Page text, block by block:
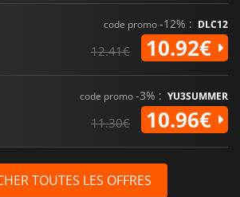
code promo-12% : DLC12
12.41€ 10.92€
code promo-3% : YU3SUMMER
11.30€ 10.96€
TOUTES LES OFFRES